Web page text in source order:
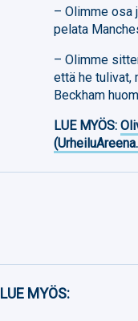
– Olimme osa
pelata
– Olimme
että he tulivat,
Beckham
LUE MYÖS:
LUE MYÖS: